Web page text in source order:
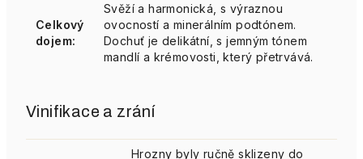
Celkový
dojem:
Svěží a harmonická, s výraznou
ovocností a minerálním podtónem.
Dochuť je delikátní, s jemným tónem
mandlí a krémovosti, který přetrvává.
Vinifikace a zrání
Hrozny byly ručně sklizeny do